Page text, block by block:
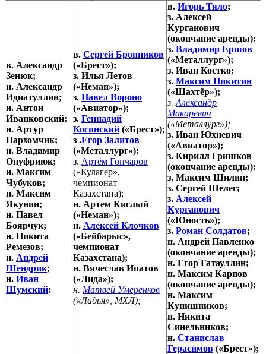
в. Александр
Зенюк;
н. Александр
Идиатуллин;
н. Антон
Иванковский;
н. Артур
Пархомчик;
н. Владимир
Онуфриюк;
н. Максим
Чубуков;
н. Максим
Якунин;
н. Павел
Боярчук;
н. Никита
Ремезов;
н. Андрей
Шендрик;
н. Иван
Шумский;
в. Сергей Бронников
(«Брест»);
з. Илья Летов
(«Неман»);
з. Павел Вороно
(«Авиатор»);
з. Геннадий
Косинский («Брест»);
з .Егор Залитов
(«Металлург»);
з. Артём Гончаров
(«Кулагер»,
чемпионат
Казахстана);
н. Артем Кислый
(«Неман»);
н. Алексей Клочков
(«Бейбарыс»,
чемпионат
Казахстана);
н. Вячеслав Ипатов
(«Лида»);
н. Матвей Умеренков
(«Ладья», МХЛ);
в. Игорь Тяло;
з. Алексей
Курганович
(окончание аренды);
з. Владимир Ершов
(«Металлург»);
з. Иван Костко;
з. Максим Никитин
(«Шахтёр»);
з. Александр
Макаревич
(«Металлург»);
з. Иван Юхневич
(«Авиатор»);
з. Кирилл Гришков
(окончание аренды);
з. Максим Шилин;
з. Сергей Шелег;
з. Алексей
Курганович
(«Юность»);
з. Роман Солдатов;
н. Андрей Павленко
(окончание аренды);
н. Егор Гатауллин;
н. Максим Карпов
(окончание аренды);
н. Максим
Кунишников;
н. Никита
Синельников;
н. Станислав
Герасимов («Брест»);